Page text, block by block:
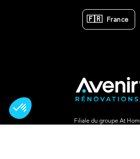
🇫🇷 France
Filiale du groupe At